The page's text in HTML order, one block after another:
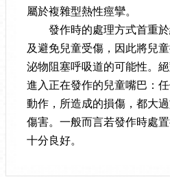
屬於複雜型熱性痙攣。
發作時的處理方式首重於
及避免兒童受傷，因此將兒
泌物阻塞呼吸道的可能性。
進入正在發作的兒童嘴巴：
動作，所造成的損傷，都大
傷害。一般而言若發作時處
十分良好。